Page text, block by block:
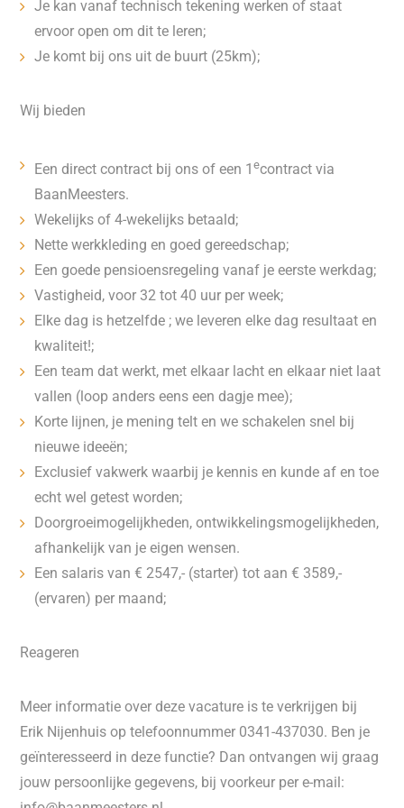
Je kan vanaf technisch tekening werken of staat
ervoor open om dit te leren;
Je komt bij ons uit de buurt (25km);
Wij bieden
Een direct contract bij ons of een 1econtract via
BaanMeesters.
Wekelijks of 4-wekelijks betaald;
Nette werkkleding en goed gereedschap;
Een goede pensioensregeling vanaf je eerste werkdag;
Vastigheid, voor 32 tot 40 uur per week;
Elke dag is hetzelfde ; we leveren elke dag resultaat en
kwaliteit!;
Een team dat werkt, met elkaar lacht en elkaar niet laat
vallen (loop anders eens een dagje mee);
Korte lijnen, je mening telt en we schakelen snel bij
nieuwe ideeën;
Exclusief vakwerk waarbij je kennis en kunde af en toe
echt wel getest worden;
Doorgroeimogelijkheden, ontwikkelingsmogelijkheden,
afhankelijk van je eigen wensen.
Een salaris van € 2547,- (starter) tot aan € 3589,-
(ervaren) per maand;
Reageren
Meer informatie over deze vacature is te verkrijgen bij
Erik Nijenhuis op telefoonnummer 0341-437030. Ben je
geïnteresseerd in deze functie? Dan ontvangen wij graag
jouw persoonlijke gegevens, bij voorkeur per e-mail: